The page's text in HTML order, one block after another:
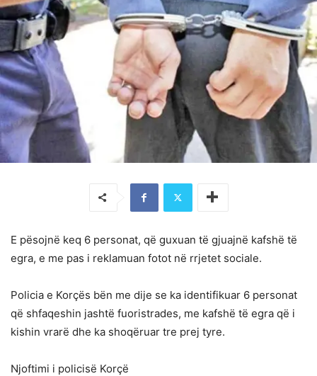
E pësojnë keq 6 personat, që guxuan të gjuajnë kafshë të
egra, e me pas i reklamuan fotot në rrjetet sociale.
Policia e Korçës bën me dije se ka identifikuar 6 personat
që shfaqeshin jashtë fuoristrades, me kafshë të egra që i
kishin vrarë dhe ka shoqëruar tre prej tyre.
Njoftimi i policisë Korçë